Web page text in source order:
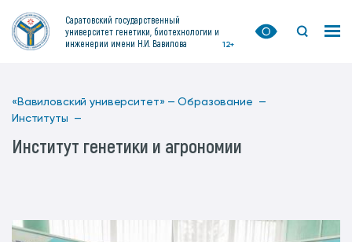
Саратовский государственный
университет генетики, биотехнологии и
инженерии имени Н.И. Вавилова
12+
«Вавиловский университет» — Образование —
Институты —
Институт генетики и агрономии